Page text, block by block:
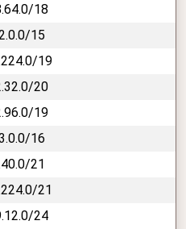
18
15
19
20
19
16
21
21
24